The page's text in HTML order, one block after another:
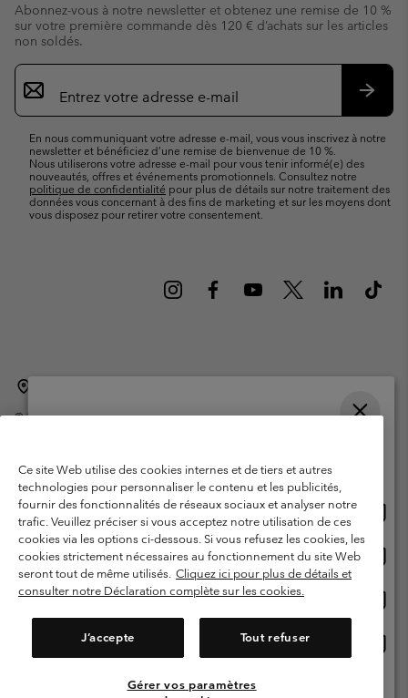
Abonnez-vous à notre newsletter et obtenez une remise de 10 %
sur votre première commande dès 120 € d’achats sur les articles
non soldés.
Inscription
par
e-
En nous communiquant votre adresse e-mail, vous vous inscrivez à notre
newsletter et bénéficiez d’une remise de bienvenue de 10 %.
Nous utiliserons votre adresse e-mail pour vous tenir informé(e) des
nouveautés, offres et événements promotionnels. Consultez notre
politique de confidentialité pour plus de détails sur notre traitement des
données vous concernant à des fins de marketing et sur les moyens dont
vous disposez pour retirer votre consentement.
©2026Columbia Sportswear International Sarl. Avenue des Morgines, 12
Garanties Légales
Politique de confidentialité
Conditions d'utilisation - Membres
Conditions D'utilisation - Contenu généré par l'utilisateur
Impressum
Cookies
Ce site Web utilise des cookies internes et de tiers et autres
technologies pour personnaliser le contenu et les publicités,
fournir des fonctionnalités de réseaux sociaux et analyser notre
trafic. Veuillez préciser si vous acceptez notre utilisation de ces
cookies via les options ci-dessous. Si vous refusez les cookies, les
cookies strictement nécessaires au fonctionnement du site Web
seront tout de même utilisés. Cliquez ici pour plus de détails et
consulter notre Déclaration complète sur les cookies.
J’accepte Tout refuser
Gérer vos paramètres
Achats en ligne disponibles
United States
ligne
Belgium-English
ligne
Belgium-Français
ligne
Belgium-Dutch
Voir Tous Les Pays